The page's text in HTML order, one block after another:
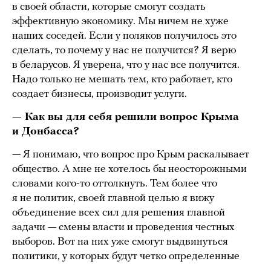
в своей области, которые смогут создать
эффективную экономику. Мы ничем не хуже
наших соседей. Если у поляков получилось это
сделать, то почему у нас не получится? Я верю
в беларусов. Я уверена, что у нас все получится.
Надо только не мешать тем, кто работает, кто
создает бизнесы, производит услуги.
— Как вы для себя решили вопрос Крыма
и Донбасса?
— Я понимаю, что вопрос про Крым раскалывает
общество. А мне не хотелось бы неосторожными
словами кого-то оттолкнуть. Тем более что
я не политик, своей главной целью я вижу
объединение всех сил для решения главной
задачи — смены власти и проведения честных
выборов. Вот на них уже смогут выдвинуться
политики, у которых будут четко определенные